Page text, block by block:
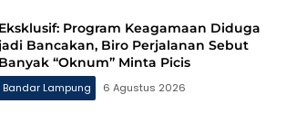
Eksklusif: Program Keagamaan Diduga
jadi Bancakan, Biro Perjalanan Sebut
Banyak “Oknum” Minta Picis
Bandar Lampung 6 Agustus 2026